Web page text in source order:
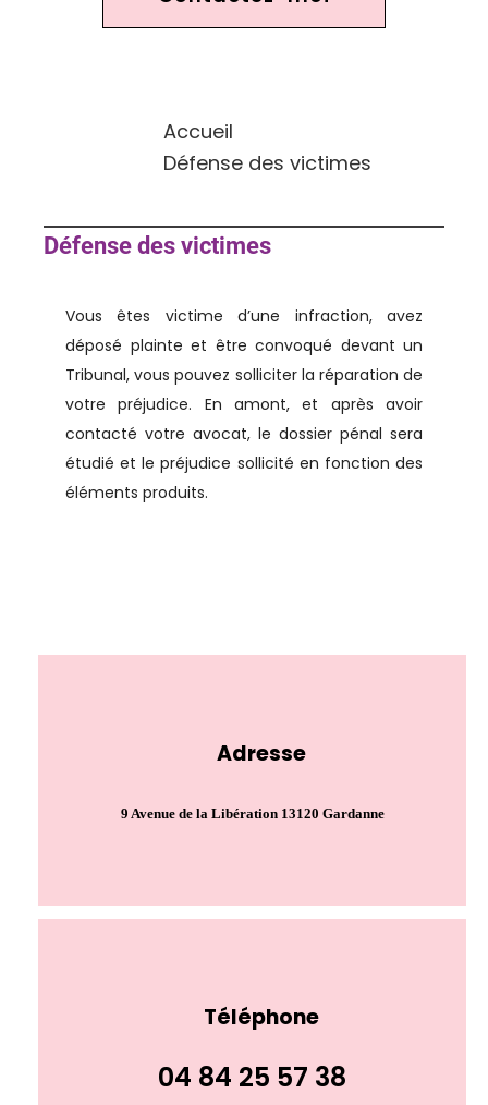
Accueil
Défense des victimes
Défense des victimes
Vous êtes victime d’une infraction, avez
déposé plainte et être convoqué devant un
Tribunal, vous pouvez solliciter la réparation de
votre préjudice. En amont, et après avoir
contacté votre avocat, le dossier pénal sera
étudié et le préjudice sollicité en fonction des
éléments produits.
Adresse
9 Avenue de la Libération 13120 Gardanne
Téléphone
04 84 25 57 38